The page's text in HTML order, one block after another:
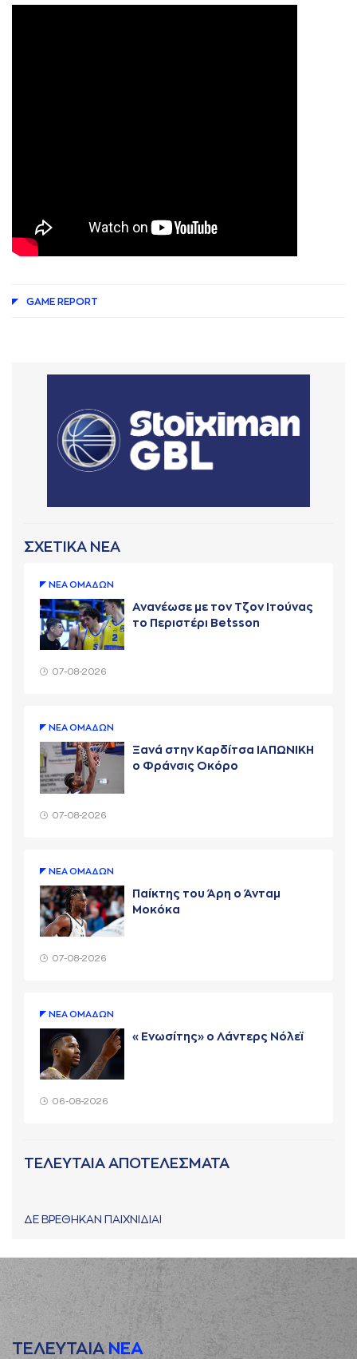
GAME REPORT
ΣΧΕΤΙΚΑ ΝΕΑ
ΝΕA ΟΜAΔΩΝ
Ανανέωσε με τον Τζον Ιτούνας
το Περιστέρι Betsson
07-08-2026
ΝΕA ΟΜAΔΩΝ
Ξανά στην Καρδίτσα ΙΑΠΩΝΙΚΗ
ο Φράνσις Οκόρο
07-08-2026
ΝΕA ΟΜAΔΩΝ
Παίκτης του Άρη ο Άνταμ
Μοκόκα
07-08-2026
ΝΕA ΟΜAΔΩΝ
«Ενωσίτης» ο Λάντερς Νόλεϊ
06-08-2026
ΤΕΛΕΥΤΑΙΑ ΑΠΟΤΕΛΕΣΜΑΤΑ
ΔΕ ΒΡΕΘΗΚΑΝ ΠΑΙΧΝΙΔΙΑ!
ΤΕΛΕΥΤΑΙΑ ΝΕΑ